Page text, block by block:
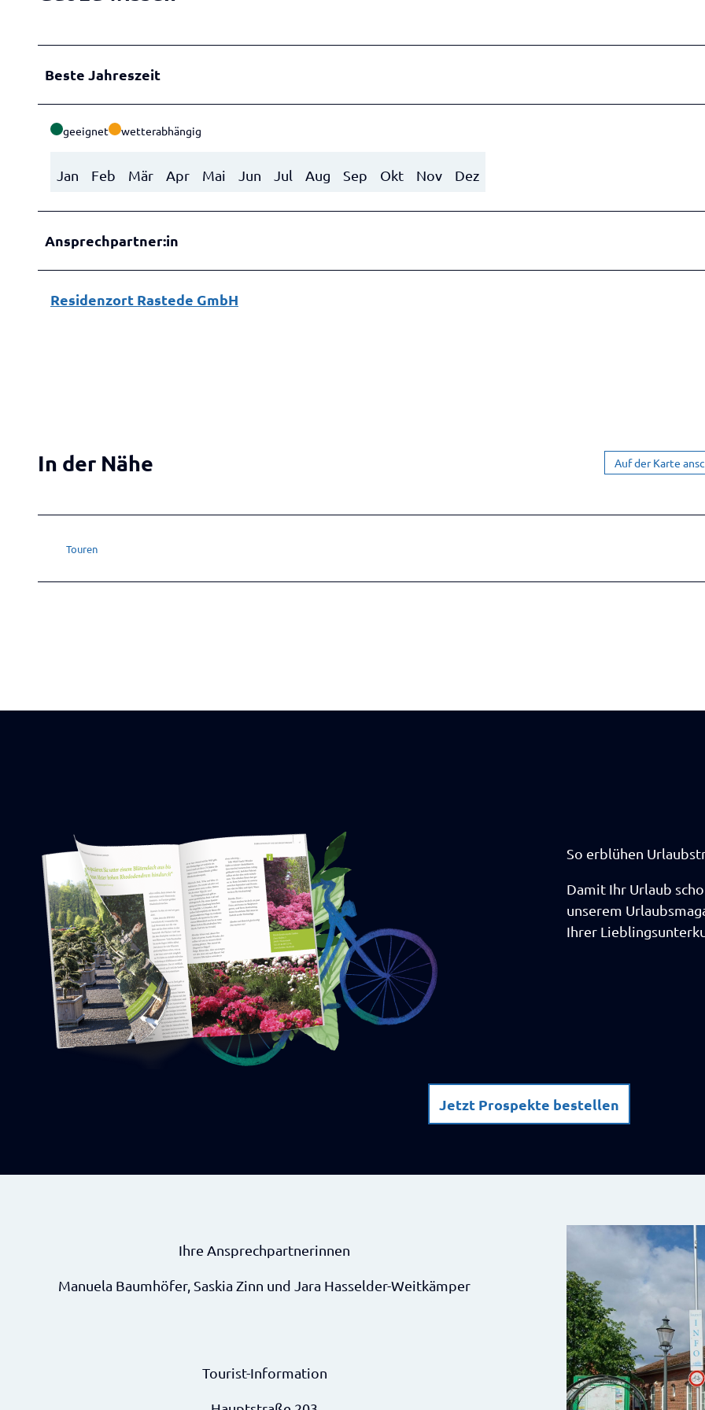
S
o
.
j
e
Beste Jahreszeit
geeignet wetterabhängig
Jan Feb Mär Apr Mai Jun Jul Aug Sep Okt Nov Dez
Ansprechpartner:in
Residenzort Rastede GmbH
In der Nähe Auf der Karte
Touren
So erblühen
Damit Ihr Urlaub
unserem
Ihrer
Jetzt Prospekte bestellen
Ihre Ansprechpartnerinnen
Manuela Baumhöfer, Saskia Zinn und Jara Hasselder-Weitkämper
Tourist-Information